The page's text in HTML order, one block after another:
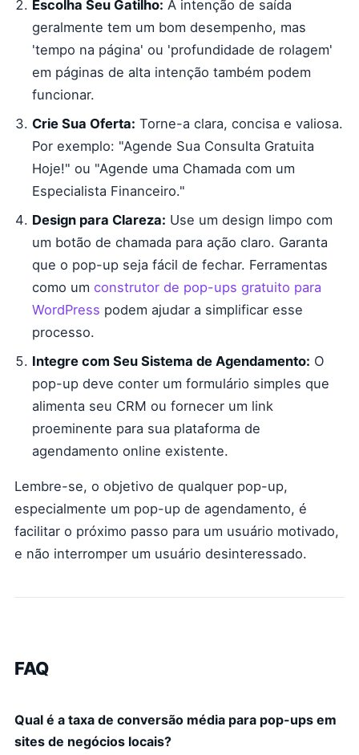
Escolha Seu Gatilho: A intenção de saída
geralmente tem um bom desempenho, mas
'tempo na página' ou 'profundidade de rolagem'
em páginas de alta intenção também podem
funcionar.
Crie Sua Oferta: Torne-a clara, concisa e valiosa.
Por exemplo: "Agende Sua Consulta Gratuita
Hoje!" ou "Agende uma Chamada com um
Especialista Financeiro."
Design para Clareza: Use um design limpo com
um botão de chamada para ação claro. Garanta
que o pop-up seja fácil de fechar. Ferramentas
como um construtor de pop-ups gratuito para
WordPress podem ajudar a simplificar esse
processo.
Integre com Seu Sistema de Agendamento: O
pop-up deve conter um formulário simples que
alimenta seu CRM ou fornecer um link
proeminente para sua plataforma de
agendamento online existente.
Lembre-se, o objetivo de qualquer pop-up,
especialmente um pop-up de agendamento, é
facilitar o próximo passo para um usuário motivado,
e não interromper um usuário desinteressado.
FAQ
Qual é a taxa de conversão média para pop-ups em
sites de negócios locais?